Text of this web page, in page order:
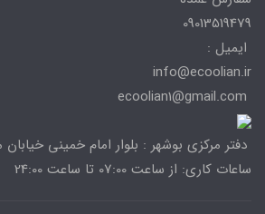
09013519479
ایمیل :
info@ecoolian.ir
دفتر مرکزی بوشهر : بلوار امام خمینی خیابان
ساعات کاری: از ساعت 07:00 تا ساعت 24:00